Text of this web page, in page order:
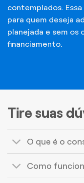
contemplados.
para quem deseja
planejada e sem os
financiamento.
Tire suas
O que é o
Como